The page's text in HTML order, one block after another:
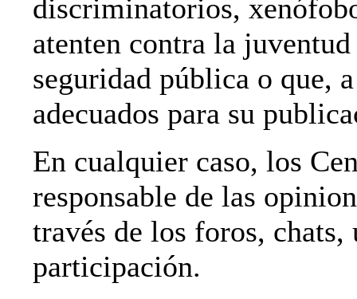
discriminatorios,
atenten contra la
seguridad pública o que,
adecuados para su
En cualquier caso, los
responsable de las
través de los foros, chats,
participación.